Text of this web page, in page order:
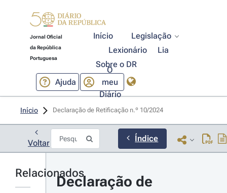
Jornal Oficial
da República
Portuguesa
Início
Legislação
Lexionário
Lia
Sobre o DR
Ajuda
O
meu
Diário
Início Declaração de Retificação n.º 10/2024
Voltar Índice
Relacionados
Declaração de